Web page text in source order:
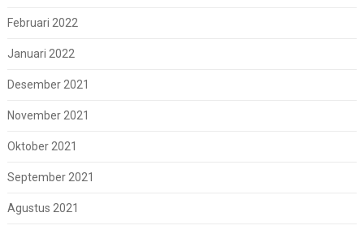
Februari 2022
Januari 2022
Desember 2021
November 2021
Oktober 2021
September 2021
Agustus 2021